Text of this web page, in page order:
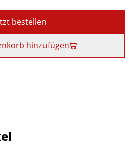
bestellen
hinzufügen